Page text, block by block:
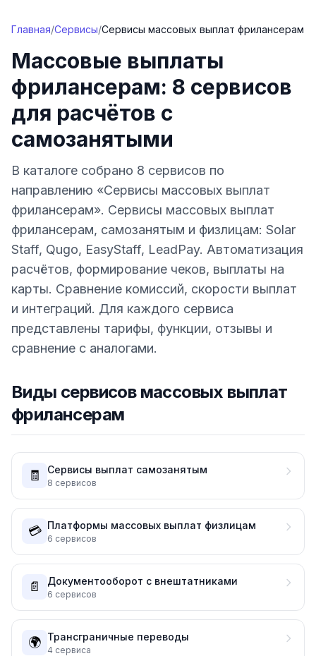
Главная/Сервисы/Сервисы массовых выплат фрилансерам
Массовые выплаты
фрилансерам: 8 сервисов
для расчётов с
самозанятыми
В каталоге собрано 8 сервисов по
направлению «Сервисы массовых выплат
фрилансерам». Сервисы массовых выплат
фрилансерам, самозанятым и физлицам: Solar
Staff, Qugo, EasyStaff, LeadPay. Автоматизация
расчётов, формирование чеков, выплаты на
карты. Сравнение комиссий, скорости выплат
и интеграций. Для каждого сервиса
представлены тарифы, функции, отзывы и
сравнение с аналогами.
Виды сервисов массовых выплат
фрилансерам
🧾 Сервисы выплат самозанятым
8 сервисов
💳 Платформы массовых выплат физлицам
6 сервисов
📄 Документооборот с внештатниками
6 сервисов
🌍 Трансграничные переводы
4 сервиса